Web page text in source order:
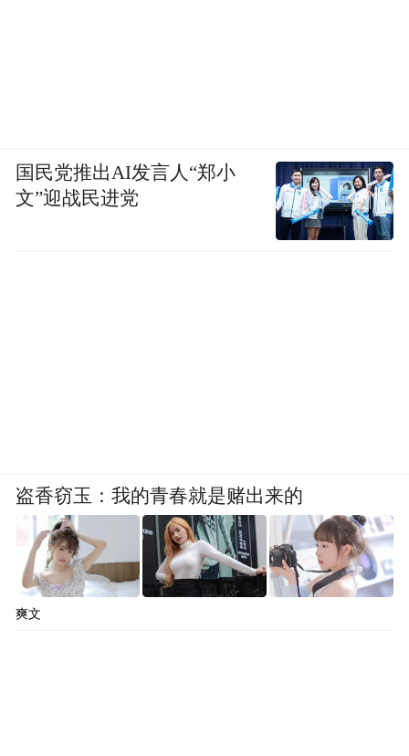
国民党推出AI发言人“郑小
文”迎战民进党
盗香窃玉：我的青春就是赌出来的
爽文